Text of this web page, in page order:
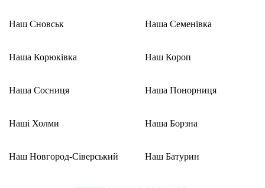
Наш Сновськ
Наша Корюківка
Наша Сосниця
Наші Холми
Наш Новгород-Сіверський
Наша Семенівка
Наш Короп
Наша Понорниця
Наша Борзна
Наш Батурин